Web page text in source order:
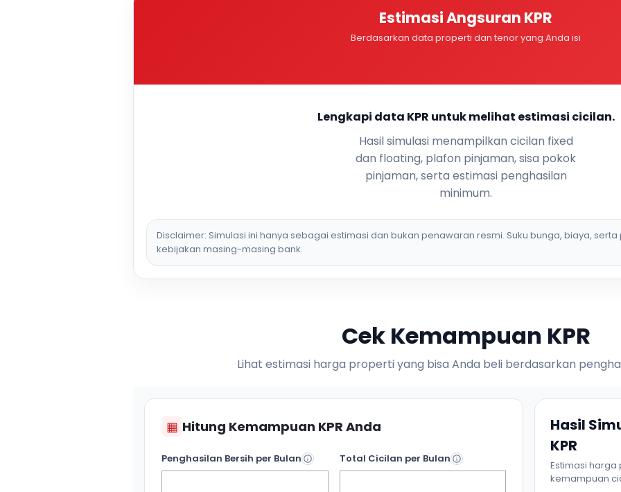
Estimasi Angsuran KPR
Berdasarkan data properti dan tenor yang Anda isi
Lengkapi data KPR untuk melihat estimasi cicilan.
Hasil simulasi menampilkan cicilan fixed
dan floating, plafon pinjaman, sisa pokok
pinjaman, serta estimasi penghasilan
minimum.
Disclaimer: Simulasi ini hanya sebagai estimasi dan bukan penawaran resmi. Suku bunga, biaya,
kebijakan masing-masing bank.
Cek Kemampuan KPR
Lihat estimasi harga properti yang bisa Anda beli berdasarkan
▦ Hitung Kemampuan KPR Anda
Penghasilan Bersih per Bulan Total Cicilan per Bulan
Hasil
KPR
Estimasi
kemampuan